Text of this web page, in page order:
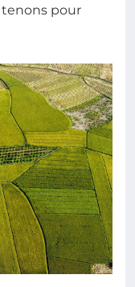
tenons pour